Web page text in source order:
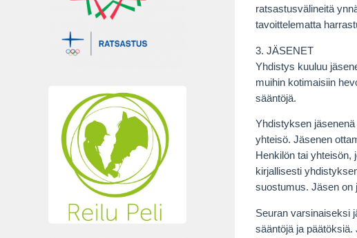
ratsastusvälineitä
tavoittelematta
3. JÄSENET
Yhdistys kuuluu
muihin kotimaisiin
sääntöjä.
Yhdistyksen
yhteisö. Jäsenen
Henkilön tai
kirjallisesti
suostumus. Jäsen on
Seuran varsinaiseksi
sääntöjä ja